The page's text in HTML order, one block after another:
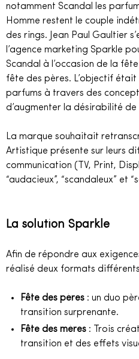
notamment Scandal les
Homme restent le couple
des rings. Jean Paul Gaultier
l’agence marketing Sparkle
Scandal à l’occasion de la
fête des pères. L’objectif
parfums à travers des
d’augmenter la désirabilité
La marque souhaitait
Artistique présente sur leurs
communication (TV, Print,
“audacieux”, “scandaleux” et
La solution Sparkle
Afin de répondre aux
réalisé deux formats
Fête des pères : un duo
transition surprenante.
Fête des mères : Trois
transition et des effets